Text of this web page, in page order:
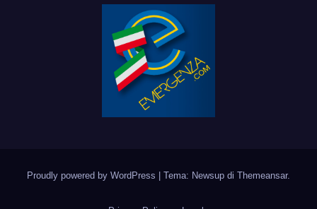
Proudly powered by WordPress Tema: Newsup di Themeansar.